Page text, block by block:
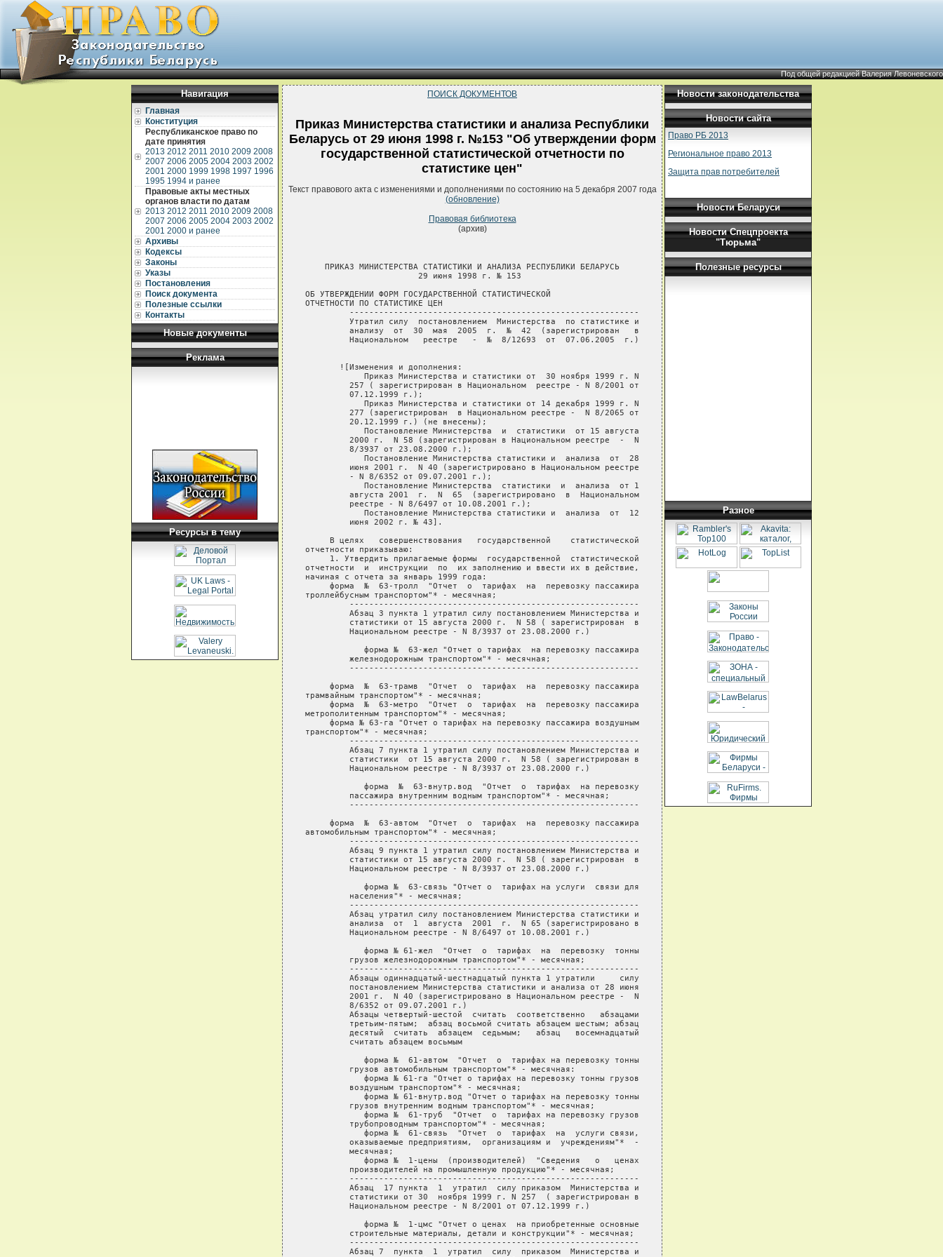
Под общей редакцией Валерия Левоневского
Навигация
Главная
Конституция
Республиканское право по
дате принятия
2013 2012 2011 2010 2009 2008
2007 2006 2005 2004 2003 2002
2001 2000 1999 1998 1997 1996
1995 1994 и ранее
Правовые акты местных
органов власти по датам
2013 2012 2011 2010 2009 2008
2007 2006 2005 2004 2003 2002
2001 2000 и ранее
Архивы
Кодексы
Законы
Указы
Постановления
Поиск документа
Полезные ссылки
Контакты
Новые документы
Реклама
Ресурсы в тему
ПОИСК ДОКУМЕНТОВ
Приказ Министерства статистики и анализа Республики
Беларусь от 29 июня 1998 г. №153 "Об утверждении форм
государственной статистической отчетности по
статистике цен"
Текст правового акта с изменениями и дополнениями по состоянию на 5 декабря 2007 года
(обновление)
Правовая библиотека
(архив)
    ПРИКАЗ МИНИСТЕРСТВА СТАТИСТИКИ И АНАЛИЗА РЕСПУБЛИКИ БЕЛАРУСЬ
                       29 июня 1998 г. № 153
ОБ УТВЕРЖДЕНИИ ФОРМ ГОСУДАРСТВЕННОЙ СТАТИСТИЧЕСКОЙ
ОТЧЕТНОСТИ ПО СТАТИСТИКЕ ЦЕН
         -----------------------------------------------------------
         Утратил силу  постановлением  Министерства  по статистике и
         анализу  от  30  мая  2005  г.  №  42  (зарегистрирован   в
         Национальном   реестре   -  №  8/12693  от  07.06.2005  г.)
       ![Изменения и дополнения:
            Приказ Министерства и статистики от  30 ноября 1999 г. N
         257 ( зарегистрирован в Национальном  реестре - N 8/2001 от
         07.12.1999 г.);
            Приказ Министерства и статистики от 14 декабря 1999 г. N
         277 (зарегистрирован  в Национальном реестре -  N 8/2065 от
         20.12.1999 г.) (не внесены);
            Постановление Министерства  и  статистики  от 15 августа
         2000 г.  N 58 (зарегистрирован в Национальном реестре  -  N
         8/3937 от 23.08.2000 г.);
            Постановление Министерства статистики и  анализа  от  28
         июня 2001 г.  N 40 (зарегистрировано в Национальном реестре
         - N 8/6352 от 09.07.2001 г.);
            Постановление Министерства  статистики  и  анализа  от 1
         августа 2001  г.  N  65  (зарегистрировано  в  Национальном
         реестре - N 8/6497 от 10.08.2001 г.);
            Постановление Министерства статистики и  анализа  от  12
         июня 2002 г. № 43].
     В целях   совершенствования   государственной    статистической
отчетности приказываю:
     1. Утвердить прилагаемые формы  государственной  статистической
отчетности  и  инструкции  по  их заполнению и ввести их в действие,
начиная с отчета за январь 1999 года:
     форма  №  63-тролл  "Отчет  о  тарифах  на  перевозку пассажира
троллейбусным транспортом"* - месячная;
         -----------------------------------------------------------
         Абзац 3 пункта 1 утратил силу постановлением Министерства и
         статистики от 15 августа 2000 г.  N 58 ( зарегистрирован  в
         Национальном реестре - N 8/3937 от 23.08.2000 г.)
            форма №  63-жел "Отчет о тарифах  на перевозку пассажира
         железнодорожным транспортом"* - месячная;
         -----------------------------------------------------------
     форма  №  63-трамв  "Отчет  о  тарифах  на  перевозку пассажира
трамвайным транспортом"* - месячная;
     форма  №  63-метро  "Отчет  о  тарифах  на  перевозку пассажира
метрополитенным транспортом"* - месячная;
     форма № 63-га "Отчет о тарифах на перевозку пассажира воздушным
транспортом"* - месячная;
         -----------------------------------------------------------
         Абзац 7 пункта 1 утратил силу постановлением Министерства и
         статистики  от 15 августа 2000 г.  N 58 ( зарегистрирован в
         Национальном реестре - N 8/3937 от 23.08.2000 г.)
            форма  №  63-внутр.вод  "Отчет  о  тарифах  на перевозку
         пассажира внутренним водным транспортом"* - месячная;
         -----------------------------------------------------------
     форма  №  63-автом  "Отчет  о  тарифах  на  перевозку пассажира
автомобильным транспортом"* - месячная;
         -----------------------------------------------------------
         Абзац 9 пункта 1 утратил силу постановлением Министерства и
         статистики от 15 августа 2000 г.  N 58 ( зарегистрирован  в
         Национальном реестре - N 8/3937 от 23.08.2000 г.)
            форма №  6З-связь "Отчет о  тарифах на услуги  связи для
         населения"* - месячная;
         -----------------------------------------------------------
         Абзац утратил силу постановлением Министерства статистики и
         анализа  от  1  августа  2001  г.  N 65 (зарегистрировано в
         Национальном реестре - N 8/6497 от 10.08.2001 г.)
            форма № 61-жел  "Отчет  о  тарифах  на  перевозку  тонны
         грузов железнодорожным транспортом"* - месячная;
         -----------------------------------------------------------
         Абзацы одиннадцатый-шестнадцатый пункта 1 утратили     силу
         постановлением Министерства статистики и анализа от 28 июня
         2001 г.  N 40 (зарегистрировано в Национальном реестре -  N
         8/6352 от 09.07.2001 г.)
         Абзацы четвертый-шестой  считать  соответственно   абзацами
         третьим-пятым;  абзац восьмой считать абзацем шестым; абзац
         десятый  считать  абзацем  седьмым;   абзац   восемнадцатый
         считать абзацем восьмым
            форма №  61-автом  "Отчет  о  тарифах на перевозку тонны
         грузов автомобильным транспортом"* - месячная:
            форма № 61-га "Отчет о тарифах на перевозку тонны грузов
         воздушным транспортом"* - месячная;
            форма № 61-внутр.вод "Отчет о тарифах на перевозку тонны
         грузов внутренним водным транспортом"* - месячная;
            форма №  61-труб  "Отчет  о  тарифах на перевозку грузов
         трубопроводным транспортом"* - месячная;
            форма №  61-связь  "Отчет  о  тарифах  на  услуги связи,
         оказываемые предприятиям,  организациям и  учреждениям"*  -
         месячная;
            форма №  1-цены  (производителей)  "Сведения   о   ценах
         производителей на промышленную продукцию"* - месячная;
         -----------------------------------------------------------
         Абзац  17 пункта  1  утратил  силу приказом  Министерства и
         статистики от 30  ноября 1999 г. N 257  ( зарегистрирован в
         Национальном реестре - N 8/2001 от 07.12.1999 г.)
            форма №  1-цмс "Отчет о ценах  на приобретенные основные
         строительные материалы, детали и конструкции"* - месячная;
         -----------------------------------------------------------
         Абзац 7  пункта  1  утратил  силу  приказом  Министерства и
Новости законодательства
Новости сайта
Право РБ 2013
Региональное право 2013
Защита прав потребителей
Новости Беларуси
Новости Спецпроекта
"Тюрьма"
Полезные ресурсы
Разное